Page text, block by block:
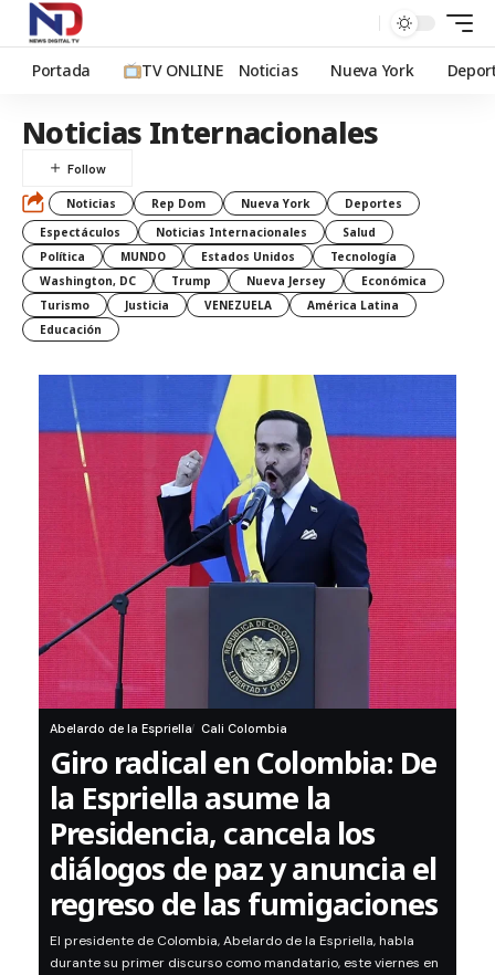
Portada TV ONLINE Noticias Nueva York
Noticias Internacionales
Noticias Rep Dom Nueva York
Deportes
Espectáculos
Noticias Internacionales
Salud
Política
MUNDO Estados Unidos
Tecnología
Washington, DC
Trump Nueva Jersey
Económica
Turismo
Justicia VENEZUELA
América Latina
Educación
Abelardo de la Espriella Cali Colombia
Giro radical en Colombia: De
la Espriella asume la
Presidencia, cancela los
diálogos de paz y anuncia el
regreso de las fumigaciones
El presidente de Colombia, Abelardo de la Espriella, habla
durante su primer discurso como mandatario, este viernes en